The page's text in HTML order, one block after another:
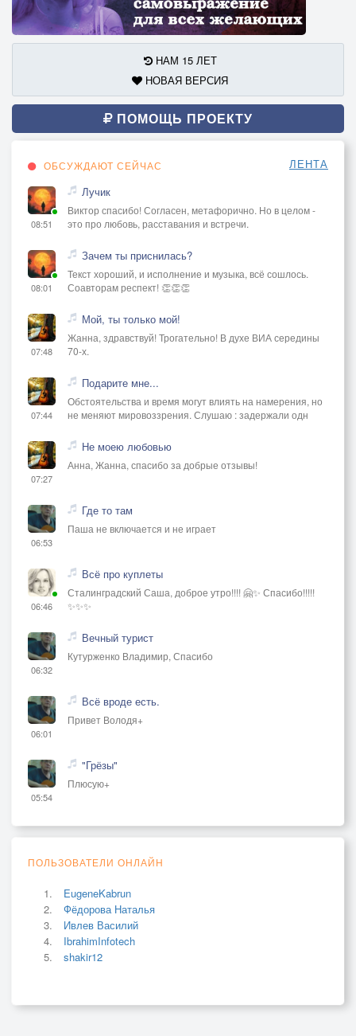
НАМ 15 ЛЕТ
НОВАЯ ВЕРСИЯ
ПОМОЩЬ ПРОЕКТУ
ОБСУЖДАЮТ СЕЙЧАС ЛЕНТА
08:51
Лучик
Виктор спасибо! Согласен, метафорично. Но в целом -
это про любовь, расставания и встречи.
08:01
Зачем ты приснилась?
Текст хороший, и исполнение и музыка, всё сошлось.
Соавторам респект! 👏👏👏
07:48
Мой, ты только мой!
Жанна, здравствуй! Трогательно! В духе ВИА середины
70-х.
07:44
Подарите мне...
Обстоятельства и время могут влиять на намерения, но
не меняют мировоззрения. Слушаю : задержали одн
07:27
Не моею любовью
Анна, Жанна, спасибо за добрые отзывы!
06:53
Где то там
Паша не включается и не играет
06:46
Всё про куплеты
Сталинградский Саша, доброе утро!!!! 🤗✨ Спасибо!!!!!
✨✨✨
06:32
Вечный турист
Кутурженко Владимир, Спасибо
06:01
Всё вроде есть.
Привет Володя+
05:54
"Грёзы"
Плюсую+
ПОЛЬЗОВАТЕЛИ ОНЛАЙН
EugeneKabrun
Фёдорова Наталья
Ивлев Василий
IbrahimInfotech
shakir12